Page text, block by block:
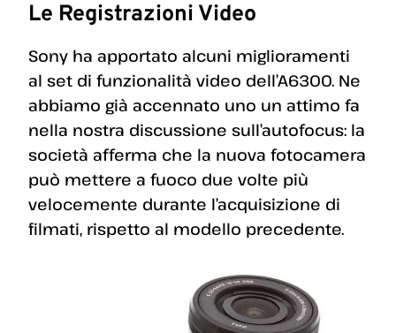
Le Registrazioni Video
Sony ha apportato alcuni miglioramenti
al set di funzionalità video dell’A6300. Ne
abbiamo già accennato uno un attimo fa
nella nostra discussione sull’autofocus: la
società afferma che la nuova fotocamera
può mettere a fuoco due volte più
velocemente durante l’acquisizione di
filmati, rispetto al modello precedente.